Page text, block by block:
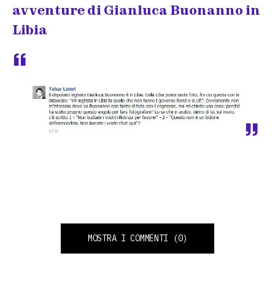
avventure di Gianluca Buonanno in
Libia
MOSTRA I COMMENTI (0)